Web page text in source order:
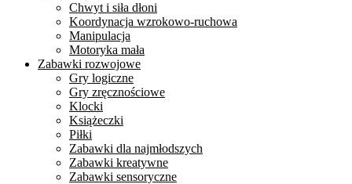
Chwyt i siła dłoni
Koordynacja wzrokowo-ruchowa
Manipulacja
Motoryka mała
Zabawki rozwojowe
Gry logiczne
Gry zręcznościowe
Klocki
Książeczki
Piłki
Zabawki dla najmłodszych
Zabawki kreatywne
Zabawki sensoryczne